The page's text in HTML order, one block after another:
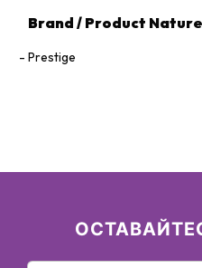
Brand / Product Nature
Prestige